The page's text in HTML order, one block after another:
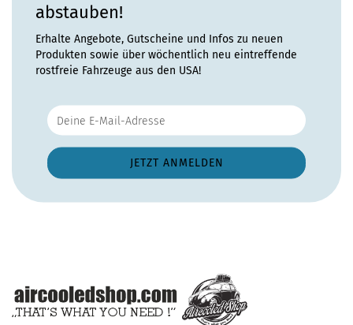
abstauben!
Erhalte Angebote, Gutscheine und Infos zu neuen
Produkten sowie über wöchentlich neu eintreffende
rostfreie Fahrzeuge aus den USA!